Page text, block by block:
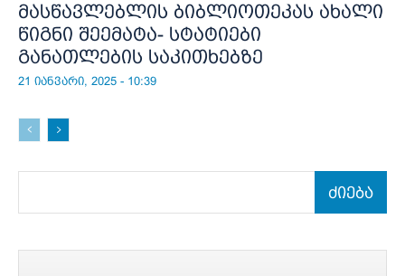
მასწავლებლის ბიბლიოთეკას ახალი
წიგნი შეემატა- სტატიები
განათლების საკითხებზე
21 იანვარი, 2025 - 10:39
ძიება